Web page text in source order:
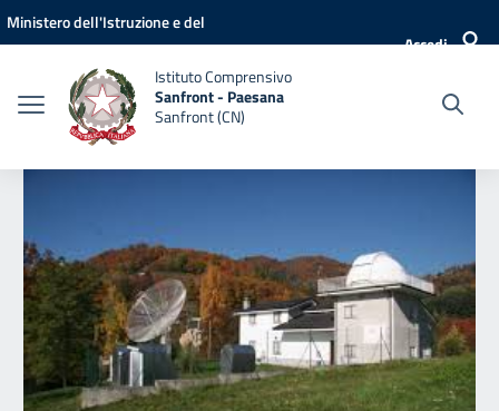
Vai ai contenuti
Vai al menu di navigazione
Vai al footer
Ministero dell'Istruzione e del
Accedi
Istituto Comprensivo
Sanfront - Paesana
Sanfront (CN)